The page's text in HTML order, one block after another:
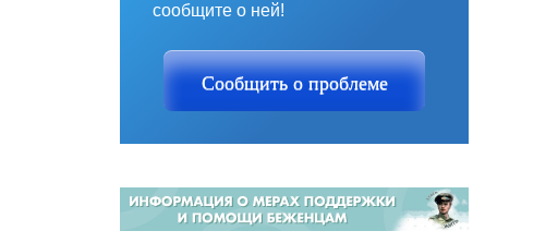
сообщите о ней!
Сообщить о проблеме